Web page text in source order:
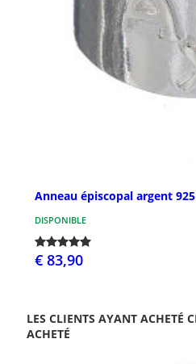
Anneau épiscopal argent
DISPONIBLE
€ 83,90
LES CLIENTS AYANT ACHETÉ
ACHETÉ